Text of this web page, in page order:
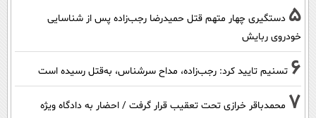
5 دستگیری چهار متهم قتل حمیدرضا رجب‌زاده پس از شناسایی
خودروی ربایش
6 تسنیم تایید کرد: رجب‌زاده، مداح سرشناس، به‌قتل رسیده است
7 محمدباقر خرازی تحت تعقیب قرار گرفت / احضار به دادگاه ویژه